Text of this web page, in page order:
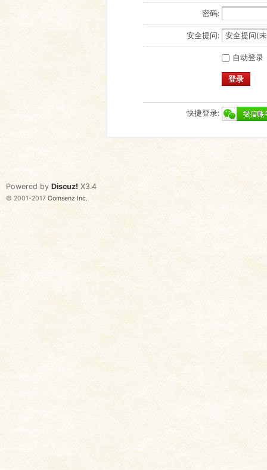
密码:
安全提问:
自动登录
登录
快捷登录:
Powered by Discuz! X3.4
© 2001-2017 Comsenz Inc.